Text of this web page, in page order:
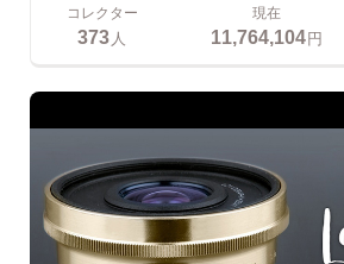
コレクター
373人
現在
11,764,104円